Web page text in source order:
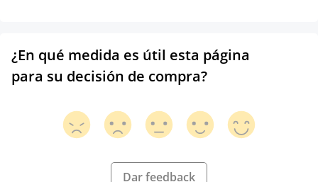
¿En qué medida es útil esta página
para su decisión de compra?
Dar feedback